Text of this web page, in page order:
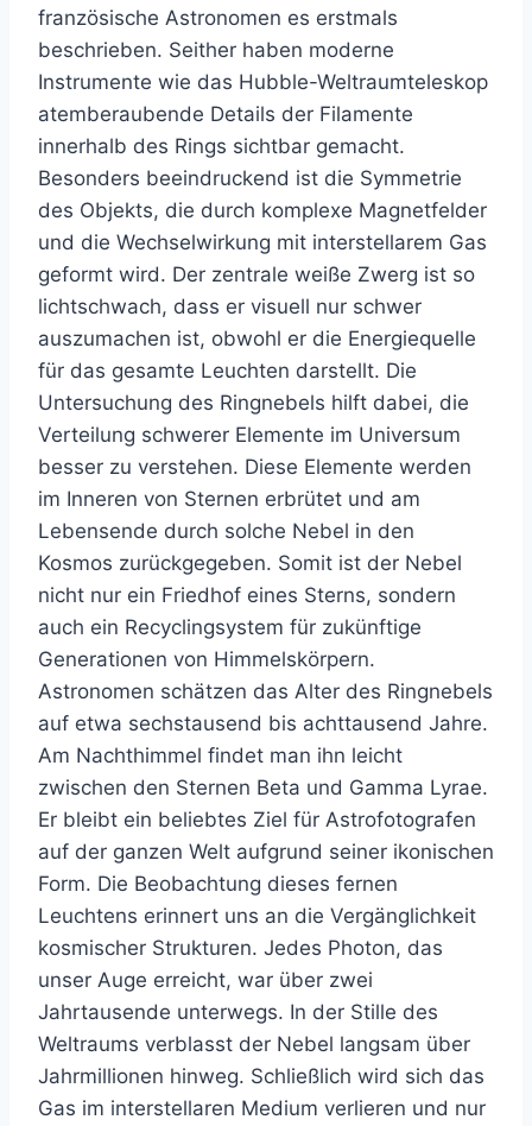
französische Astronomen es erstmals
beschrieben. Seither haben moderne
Instrumente wie das Hubble-Weltraumteleskop
atemberaubende Details der Filamente
innerhalb des Rings sichtbar gemacht.
Besonders beeindruckend ist die Symmetrie
des Objekts, die durch komplexe Magnetfelder
und die Wechselwirkung mit interstellarem Gas
geformt wird. Der zentrale weiße Zwerg ist so
lichtschwach, dass er visuell nur schwer
auszumachen ist, obwohl er die Energiequelle
für das gesamte Leuchten darstellt. Die
Untersuchung des Ringnebels hilft dabei, die
Verteilung schwerer Elemente im Universum
besser zu verstehen. Diese Elemente werden
im Inneren von Sternen erbrütet und am
Lebensende durch solche Nebel in den
Kosmos zurückgegeben. Somit ist der Nebel
nicht nur ein Friedhof eines Sterns, sondern
auch ein Recyclingsystem für zukünftige
Generationen von Himmelskörpern.
Astronomen schätzen das Alter des Ringnebels
auf etwa sechstausend bis achttausend Jahre.
Am Nachthimmel findet man ihn leicht
zwischen den Sternen Beta und Gamma Lyrae.
Er bleibt ein beliebtes Ziel für Astrofotografen
auf der ganzen Welt aufgrund seiner ikonischen
Form. Die Beobachtung dieses fernen
Leuchtens erinnert uns an die Vergänglichkeit
kosmischer Strukturen. Jedes Photon, das
unser Auge erreicht, war über zwei
Jahrtausende unterwegs. In der Stille des
Weltraums verblasst der Nebel langsam über
Jahrmillionen hinweg. Schließlich wird sich das
Gas im interstellaren Medium verlieren und nur